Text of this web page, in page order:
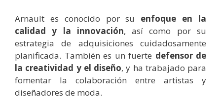
Arnault es conocido por su enfoque en la
calidad y la innovación, así como por su
estrategia de adquisiciones cuidadosamente
planificada. También es un fuerte defensor de
la creatividad y el diseño, y ha trabajado para
fomentar la colaboración entre artistas y
diseñadores de moda.